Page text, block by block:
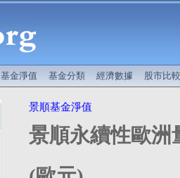
基金淨值 基金分類 經濟數據 股市比較
景順基金淨值
景順永續性歐洲